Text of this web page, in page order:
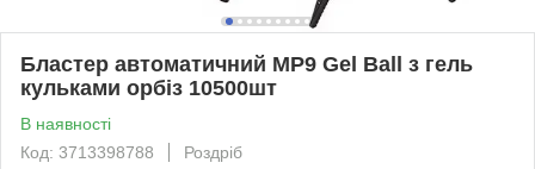
Бластер автоматичний MP9 Gel Ball з гель
кульками орбіз 10500шт
В наявності
Код: 3713398788
Роздріб